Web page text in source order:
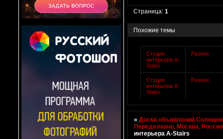
Страница:1
Похожие темы
Студия
интерьера A-
Stairs
Разное
Студия
интерьера A-
Stairs
Разное
»Доска объявлений
Переделкино, Москва, Россия
интерьера A-Stairs